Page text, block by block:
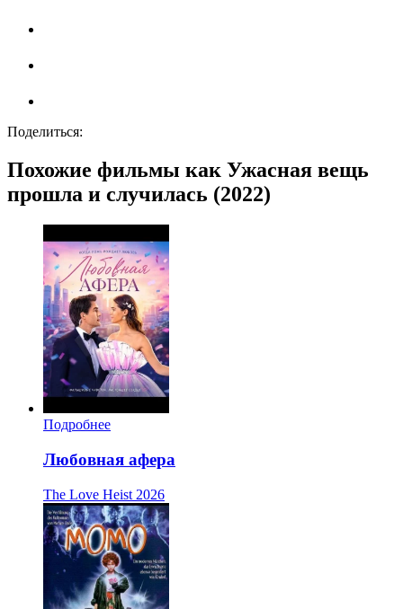
Поделиться:
Похожие фильмы как Ужасная вещь
прошла и случилась (2022)
Подробнее
Любовная афера
The Love Heist 2026